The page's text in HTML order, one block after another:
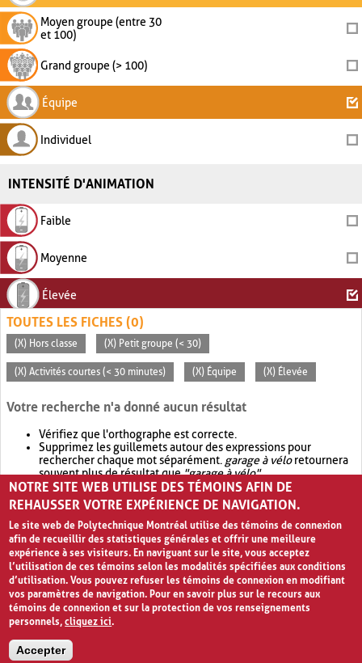
Moyen groupe (entre 30
et 100)
Grand groupe (> 100)
Équipe
Individuel
INTENSITÉ D'ANIMATION
Faible
Moyenne
Élevée
TOUTES LES FICHES (0)
(X) Hors classe (X) Petit groupe (< 30)
(X) Activités courtes (< 30 minutes) (X) Équipe (X) Élevée
Votre recherche n'a donné aucun résultat
Vérifiez que l'orthographe est correcte.
Supprimez les guillemets autour des expressions pour
rechercher chaque mot séparément. garage à véloretournera
souvent plus de résultat que"garage à vélo".
Envisagez d'élargir votre recherche avec OR.garage OR vélo
retournera souvent plus de résultat quegarage à vélo
NOTRE SITE WEB UTILISE DES TÉMOINS AFIN DE
REHAUSSER VOTRE EXPÉRIENCE DE NAVIGATION.
Le site web de Polytechnique Montréal utilise des témoins de connexion
afin de recueillir des statistiques générales et offrir une meilleure
expérience à ses visiteurs. En naviguant sur le site, vous acceptez
l’utilisation de ces témoins selon les modalités spécifiées aux conditions
d’utilisation. Vous pouvez refuser les témoins de connexion en modifiant
vos paramètres de navigation. Pour en savoir plus sur le recours aux
témoins de connexion et sur la protection de vos renseignements
personnels,cliquez ici.
Accepter